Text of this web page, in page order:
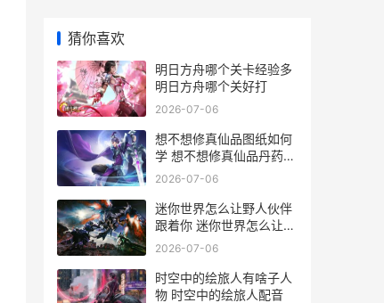
猜你喜欢
明日方舟哪个关卡经验多
明日方舟哪个关好打
2026-07-06
想不想修真仙品图纸如何
学 想不想修真仙品丹药自
己炼还是买
2026-07-06
迷你世界怎么让野人伙伴
跟着你 迷你世界怎么让沃
沃兽繁殖
2026-07-06
时空中的绘旅人有啥子人
物 时空中的绘旅人配音